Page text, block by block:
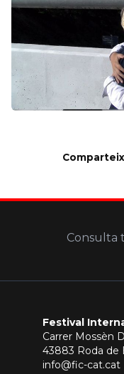
Consulta
Festival
Carrer Mossèn
43883 Roda de
info@fic-cat.cat